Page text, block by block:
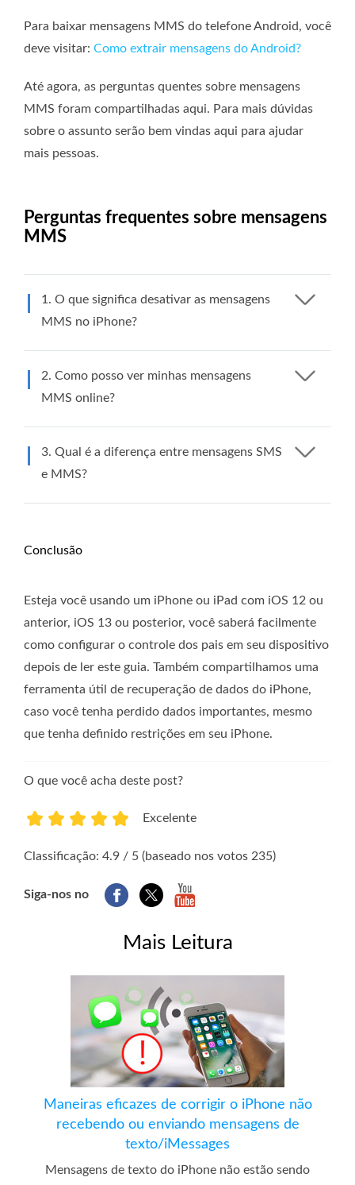
Para baixar mensagens MMS do telefone Android, você
deve visitar: Como extrair mensagens do Android?
Até agora, as perguntas quentes sobre mensagens
MMS foram compartilhadas aqui. Para mais dúvidas
sobre o assunto serão bem vindas aqui para ajudar
mais pessoas.
Perguntas frequentes sobre mensagens
MMS
1. O que significa desativar as mensagens
MMS no iPhone?
2. Como posso ver minhas mensagens
MMS online?
3. Qual é a diferença entre mensagens SMS
e MMS?
Conclusão
Esteja você usando um iPhone ou iPad com iOS 12 ou
anterior, iOS 13 ou posterior, você saberá facilmente
como configurar o controle dos pais em seu dispositivo
depois de ler este guia. Também compartilhamos uma
ferramenta útil de recuperação de dados do iPhone,
caso você tenha perdido dados importantes, mesmo
que tenha definido restrições em seu iPhone.
O que você acha deste post?
Excelente
Classificação: 4.9 / 5 (baseado nos votos 235)
Siga-nos no
Mais Leitura
Maneiras eficazes de corrigir o iPhone não
recebendo ou enviando mensagens de
texto/iMessages
Mensagens de texto do iPhone não estão sendo